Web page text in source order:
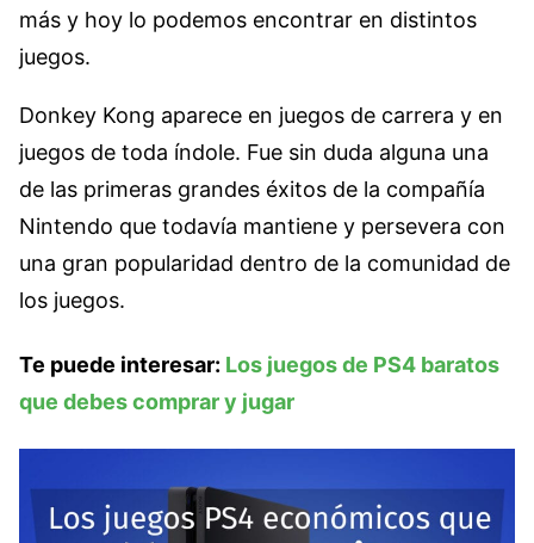
más y hoy lo podemos encontrar en distintos
juegos.
Donkey Kong aparece en juegos de carrera y en
juegos de toda índole. Fue sin duda alguna una
de las primeras grandes éxitos de la compañía
Nintendo que todavía mantiene y persevera con
una gran popularidad dentro de la comunidad de
los juegos.
Te puede interesar: Los juegos de PS4 baratos
que debes comprar y jugar